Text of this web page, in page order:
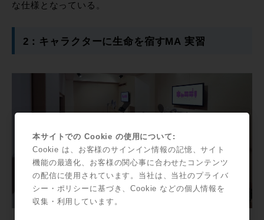
な仕様となっている。
2：キャラクターに生命を宿すMA 実習
本サイトでの Cookie の使用について:
Cookie は、お客様のサインイン情報の記憶、サイト
機能の最適化、お客様の関心事に合わせたコンテンツ
の配信に使用されています。当社は、当社のプライバ
シー・ポリシーに基づき、Cookie などの個人情報を
収集・利用しています。